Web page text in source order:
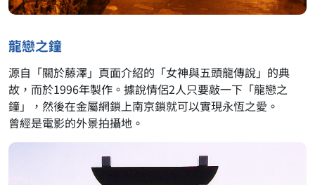
龍戀之鐘
源自「關於藤澤」頁面介紹的「女神與五頭龍傳說」的典
故，而於1996年製作。據說情侶2人只要敲一下「龍戀之
鐘」，然後在金屬網鎖上南京鎖就可以實現永恆之愛。
曾經是電影的外景拍攝地。